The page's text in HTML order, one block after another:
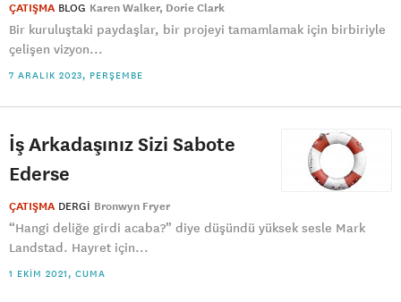
ÇATIŞMA BLOG Karen Walker Dorie Clark
Bir kuruluştaki paydaşlar, bir projeyi tamamlamak için birbiriyle
çelişen vizyon...
7 ARALIK 2023, PERŞEMBE
İş Arkadaşınız Sizi Sabote
Ederse
ÇATIŞMA DERGI Bronwyn Fryer
“Hangi deliğe girdi acaba?” diye düşündü yüksek sesle Mark
Landstad. Hayret için...
1 EKIM 2021, CUMA